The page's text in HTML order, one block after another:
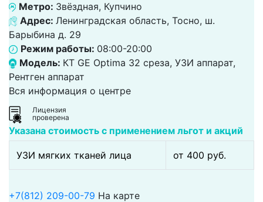
Метро: Звёздная, Купчино
Адрес: Ленинградская область, Тосно, ш.
Барыбина д. 29
Режим работы: 08:00-20:00
Модель: КТ GE Optima 32 среза, УЗИ аппарат,
Рентген аппарат
Вся информация о центре
Лицензия
проверена
Указана стоимость с применением льгот и акций
УЗИ мягких тканей лица от 400 pуб.
+7(812) 209-00-79 На карте